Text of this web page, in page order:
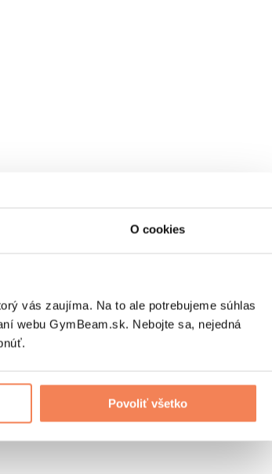
O cookies
vás zaujíma. Na to ale potrebujeme súhlas
webu GymBeam.sk. Nebojte sa, nejedná
Povoliť všetko